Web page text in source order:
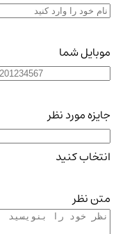
موبایل شما
جایزه مورد نظر
انتخاب کنید
متن نظر